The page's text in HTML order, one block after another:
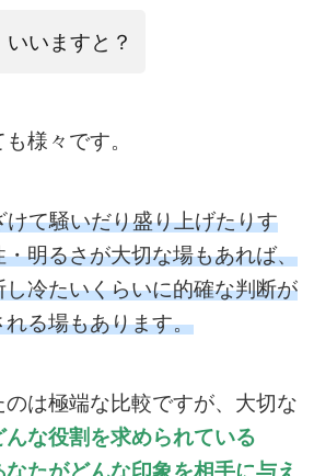
いますと？
様々です。
て騒いだり盛り上げたりす
明るさが大切な場もあれば、
冷たいくらいに的確な判断が
る場もあります。
のは極端な比較ですが、大切な
んな役割を求められている
なたがどんな印象を相手に与え